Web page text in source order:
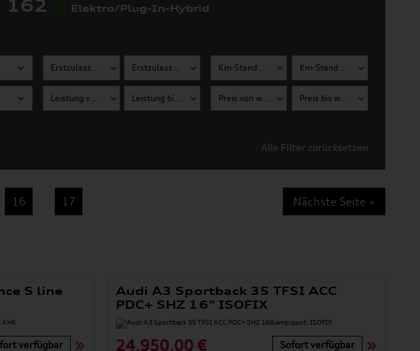
162 Elektro/Plug-In-Hybrid
Preis bis wählen
Alle Filter zurücksetzen
16 17 Nächste Seite »
S line
verfügbar
Audi A3 Sportback 35 TFSI ACC
PDC+ SHZ 16" ISOFIX
24.950,00 € Sofort verfügbar